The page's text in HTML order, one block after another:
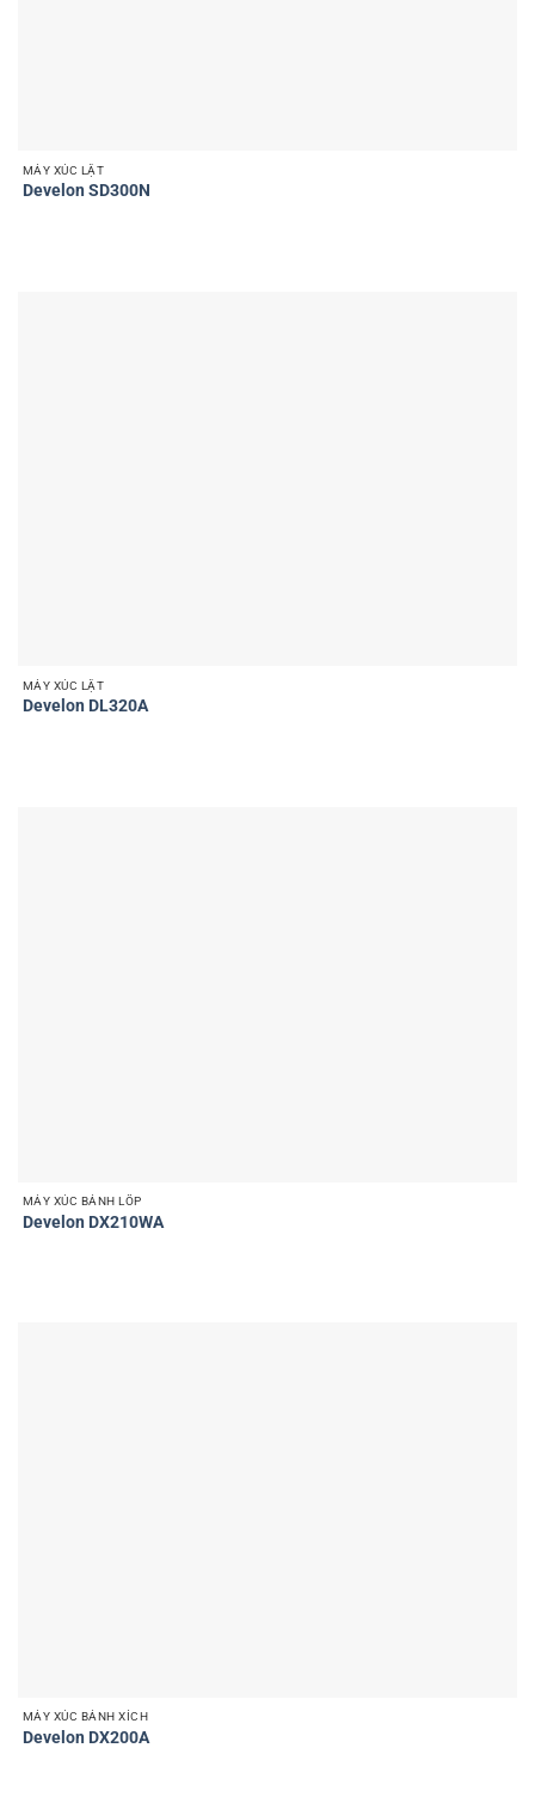
MÁY XÚC LẬT
Develon SD300N
MÁY XÚC LẬT
Develon DL320A
MÁY XÚC BÁNH LỐP
Develon DX210WA
MÁY XÚC BÁNH XÍCH
Develon DX200A